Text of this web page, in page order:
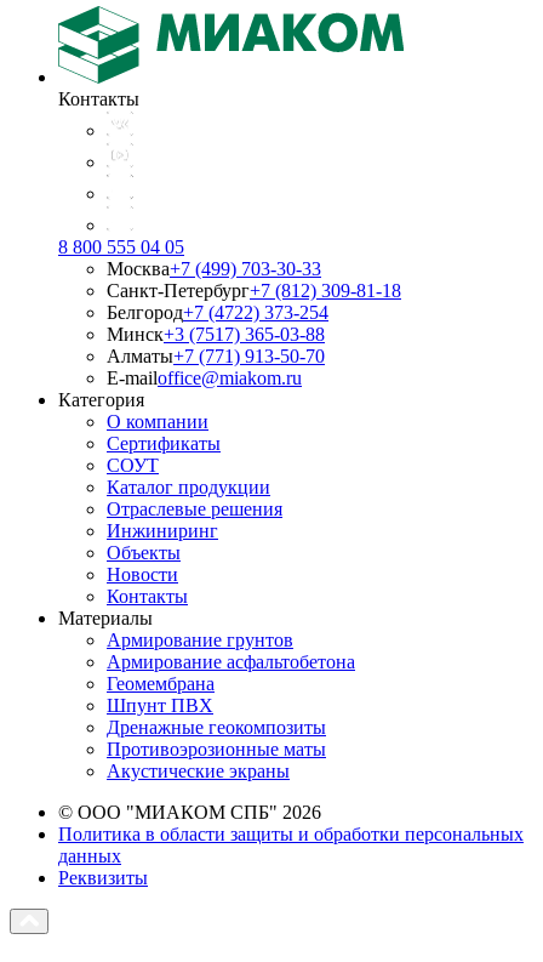
Контакты
8 800 555 04 05
Москва+7 (499) 703-30-33
Санкт-Петербург+7 (812) 309-81-18
Белгород+7 (4722) 373-254
Минск+3 (7517) 365-03-88
Алматы+7 (771) 913-50-70
E-mailoffice@miakom.ru
Категория
О компании
Сертификаты
СОУТ
Каталог продукции
Отраслевые решения
Инжиниринг
Объекты
Новости
Контакты
Материалы
Армирование грунтов
Армирование асфальтобетона
Геомембрана
Шпунт ПВХ
Дренажные геокомпозиты
Противоэрозионные маты
Акустические экраны
© ООО "МИАКОМ СПБ" 2026
Политика в области защиты и обработки персональных
данных
Реквизиты